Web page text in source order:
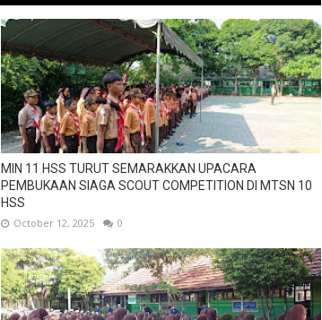
MIN 11 HSS TURUT SEMARAKKAN UPACARA
PEMBUKAAN SIAGA SCOUT COMPETITION DI MTSN 10
HSS
October 12, 2025 0